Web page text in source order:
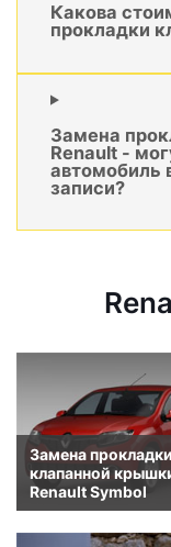
Какова
прокладки
Замена
Renault -
автомобиль
записи?
Замена прокладки
клапанной
Renault Symbol